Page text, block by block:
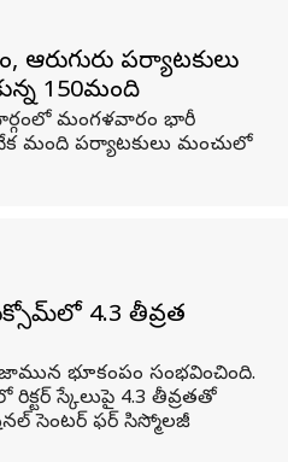
పర్యాటకులు
150మంది
మంగళవారం భారీ
మంది పర్యాటకులు మంచులో
4.3 తీవ్రత
భూకంపం సంభవించింది.
స్కేలుపై 4.3 తీవ్రతతో
సెంటర్ ఫర్ సిస్మోలజీ